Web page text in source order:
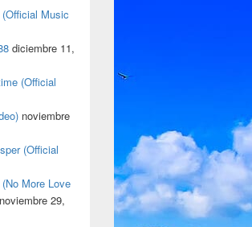
por whatsapp 8122136948
Music
diciembre 11,
(Official
noviembre
(Official
More Love
noviembre 29,